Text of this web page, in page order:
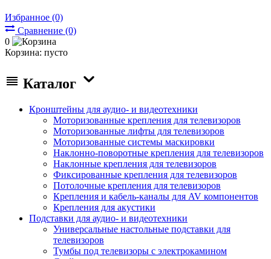
Избранное (0)
Сравнение (0)
0
Корзина: пусто
Каталог
Кронштейны для аудио- и видеотехники
Моторизованные крепления для телевизоров
Моторизованные лифты для телевизоров
Моторизованные системы маскировки
Наклонно-поворотные крепления для телевизоров
Наклонные крепления для телевизоров
Фиксированные крепления для телевизоров
Потолочные крепления для телевизоров
Крепления и кабель-каналы для AV компонентов
Крепления для акустики
Подставки для аудио- и видеотехники
Универсальные настольные подставки для
телевизоров
Тумбы под телевизоры с электрокамином